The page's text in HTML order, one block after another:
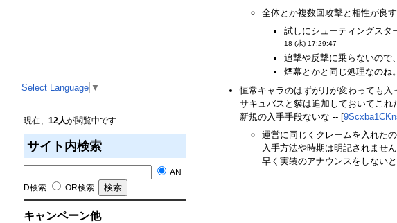
Select Language ▼
現在、 12人が閲覧中です
サイト内検索
AN
D検索
OR検索
キャンペーン他
全体とか複数回攻撃と相性が良
試しにシューティングス
18 (水) 17:29:47
追撃や反撃に乗らないので
煙幕とかと同じ処理なのね
恒常キャラのはずが月が変わっても入
サキュバスと貘は追加しておいてこれ
新規の入手手段ないな -- [
運営に同じくクレームを入れた
入手方法や時期は明記されませ
早く実装のアナウンスをしない